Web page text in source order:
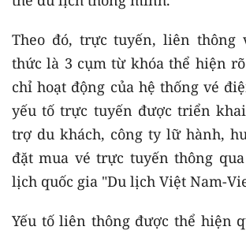
Theo đó, trực tuyến, liên thông
thức là 3 cụm từ khóa thể hiện
chỉ hoạt động của hệ thống vé
yếu tố trực tuyến được triển
trợ du khách, công ty lữ hành,
đặt mua vé trực tuyến thông
lịch quốc gia "Du lịch Việt Nam-
Yếu tố liên thông được thể hiện